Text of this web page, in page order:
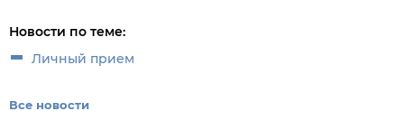
Новости по теме:
Личный прием
Все новости